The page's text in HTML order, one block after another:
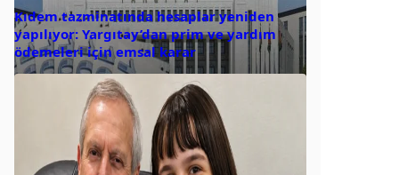
Kıdem tazminatında hesaplar yeniden
yapılıyor: Yargıtay’dan prim ve yardım
ödemeleri için emsal karar